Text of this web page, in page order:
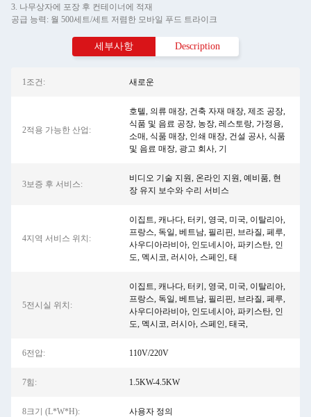
3. 나무상자에 포장 후 컨테이너에 적재
공급 능력: 월 500세트/세트 저렴한 모바일 푸드 트라이크
세부사항 Description
1조건: 새로운
2적용 가능한 산업:
호텔, 의류 매장, 건축 자재 매장, 제조 공장,
식품 및 음료 공장, 농장, 레스토랑, 가정용,
소매, 식품 매장, 인쇄 매장, 건설 공사, 식품
및 음료 매장, 광고 회사, 기
3보증 후 서비스:
비디오 기술 지원, 온라인 지원, 예비품, 현
장 유지 보수와 수리 서비스
4지역 서비스 위치:
이집트, 캐나다, 터키, 영국, 미국, 이탈리아,
프랑스, ​​독일, 베트남, 필리핀, 브라질, 페루,
사우디아라비아, 인도네시아, 파키스탄, 인
도, 멕시코, 러시아, 스페인, 태
5전시실 위치:
이집트, 캐나다, 터키, 영국, 미국, 이탈리아,
프랑스, 독일, 베트남, 필리핀, 브라질, 페루,
사우디아라비아, 인도네시아, 파키스탄, 인
도, 멕시코, 러시아, 스페인, 태국,
6전압: 110V/220V
7힘: 1.5KW-4.5KW
8크기 (L*W*H): 사용자 정의